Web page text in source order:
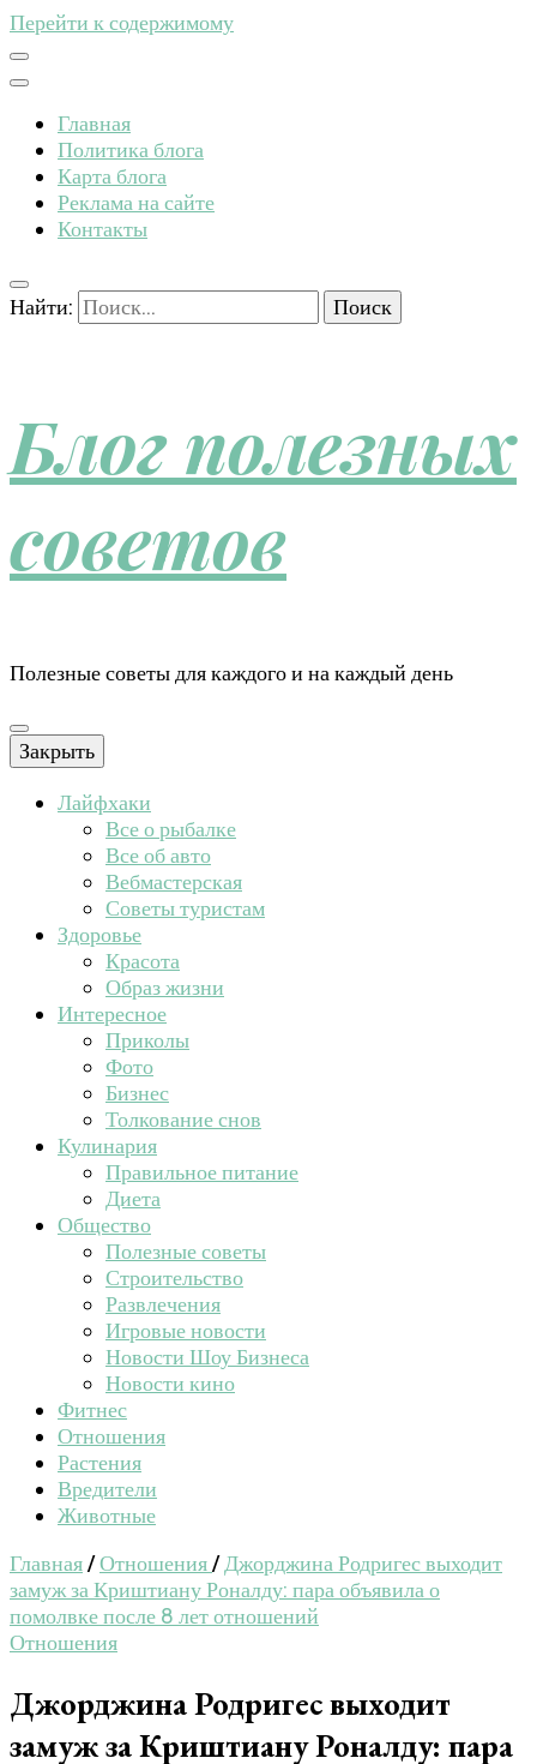
Перейти к содержимому
Главная
Политика блога
Карта блога
Реклама на сайте
Контакты
Найти:
Блог полезных
советов
Полезные советы для каждого и на каждый день
Закрыть
Лайфхаки
Все о рыбалке
Все об авто
Вебмастерская
Советы туристам
Здоровье
Красота
Образ жизни
Интересное
Приколы
Фото
Бизнес
Толкование снов
Кулинария
Правильное питание
Диета
Общество
Полезные советы
Строительство
Развлечения
Игровые новости
Новости Шоу Бизнеса
Новости кино
Фитнес
Отношения
Растения
Вредители
Животные
Главная/Отношения/​Джорджина Родригес выходит
замуж за Криштиану Роналду: пара объявила о
помолвке после 8 лет отношений
Отношения
​Джорджина Родригес выходит
замуж за Криштиану Роналду: пара